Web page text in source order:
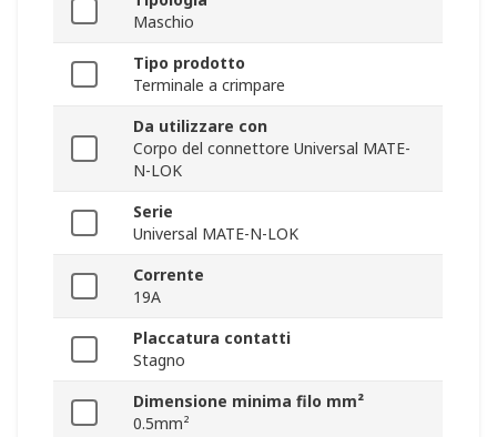
Maschio
Tipo prodotto
Terminale a crimpare
Da utilizzare con
Corpo del connettore Universal MATE-
N-LOK
Serie
Universal MATE-N-LOK
Corrente
19A
Placcatura contatti
Stagno
Dimensione minima filo mm²
0.5mm²